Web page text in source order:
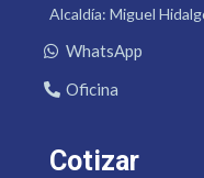
Alcaldía: Miguel
WhatsApp
Oficina
Cotizar